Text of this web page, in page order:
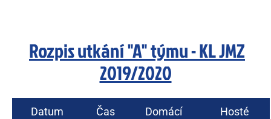
Rozpis utkání "A" týmu - KL JMZ
2019/2020
Datum Čas Domácí Hosté